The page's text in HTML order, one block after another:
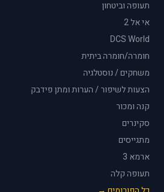
תעופה וביטחון
אי אל 2
DCS World
חומרה/חומרה ביתית
משחקים / נוסטלגיה
הצעות לשיפור / הערות ומתן פידבק
קנה ומכור
סקינרים
מתגייסים
ארמא 3
תעופה קלה